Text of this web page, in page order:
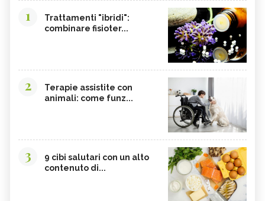
1
Trattamenti "ibridi":
combinare fisioter...
2
Terapie assistite con
animali: come funz...
3
9 cibi salutari con un alto
contenuto di...